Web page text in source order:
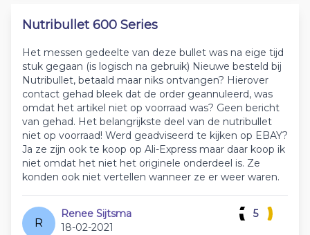
Nutribullet 600 Series
Het messen gedeelte van deze bullet was na eige tijd
stuk gegaan (is logisch na gebruik) Nieuwe besteld bij
Nutribullet, betaald maar niks ontvangen? Hierover
contact gehad bleek dat de order geannuleerd, was
omdat het artikel niet op voorraad was? Geen bericht
van gehad. Het belangrijkste deel van de nutribullet
niet op voorraad! Werd geadviseerd te kijken op EBAY?
Ja ze zijn ook te koop op Ali-Express maar daar koop ik
niet omdat het niet het originele onderdeel is. Ze
konden ook niet vertellen wanneer ze er weer waren.
R
Renee Sijtsma
18-02-2021
5